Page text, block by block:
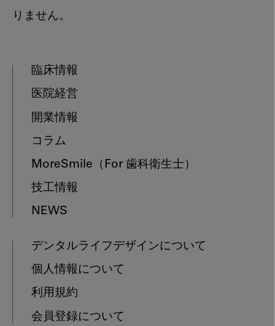
りません。
臨床情報
医院経営
開業情報
コラム
MoreSmile （For 歯科衛生士）
技工情報
NEWS
デンタルライフデザインについて
個人情報について
利用規約
会員登録について